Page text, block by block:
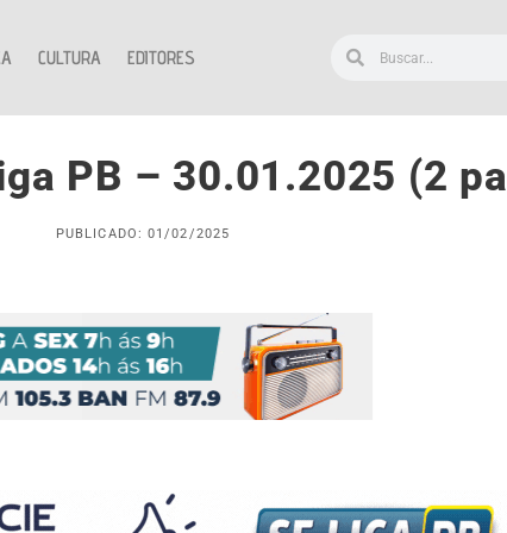
CULTURA EDITORES
PB – 30.01.2025 (2
PUBLICADO: 01/02/2025